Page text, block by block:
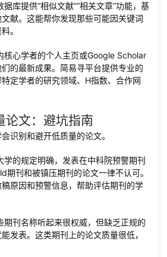
据库提供“相似文献”“相关文章”功能，基
献。这能帮你发现那些可能因关键词
。
核心学者的个人主页或Google Scholar
的最新成果。简易寻平台提供专业的
定学者的研究领域、H指数、合作网
论文：避坑指南
识别和避开低质量的论文。
学的规定明确，发表在中科院预警期刊
期刊和被镇压期刊的论文一律不认可。
原因和预警信息，帮助评估期刊的学
期刊名称听起来很权威，但缺乏正规的
发表。这类期刊上的论文质量很低，